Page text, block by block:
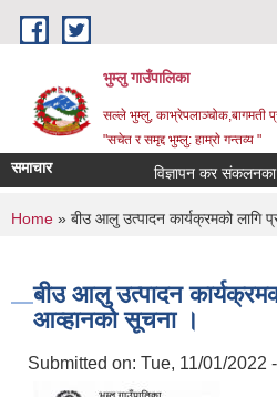
Skip to main content
भुम्लु गाउँपालिका
सल्ले भुम्लु, काभ्रेपलाञ्चोक,बागमती
"सचेत र समृद्द भुम्लु: हाम्राे गन्तव्य "
समाचार विज्ञापन कर संकलनका
You are here
Home » बीउ आलु उत्पादन कार्यक्रमको लागि
बीउ आलु उत्पादन
आव्हानको सूचना ।
Submitted on: Tue, 11/01/2022